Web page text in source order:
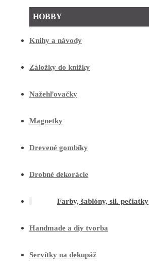
HOBBY
Knihy a návody
Záložky do knižky
Nažehľovačky
Magnetky
Drevené gombíky
Drobné dekorácie
Farby, šablóny, sil. pečiatky
Handmade a diy tvorba
Servítky na dekupáž